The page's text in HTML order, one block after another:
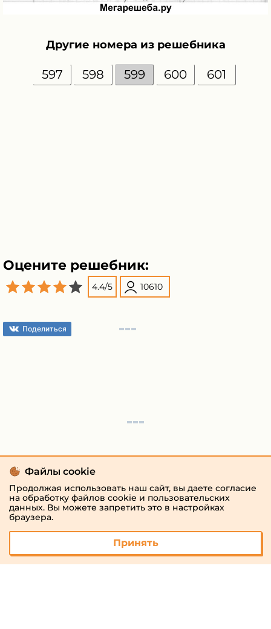
Другие номера из решебника
597 598 599 600 601
Оцените решебник:
4.4/5 10610
Поделиться
Файлы cookie
Продолжая использовать наш сайт, вы даете согласие
на обработку файлов cookie и пользовательских
данных. Вы можете запретить это в настройках
браузера.
Принять